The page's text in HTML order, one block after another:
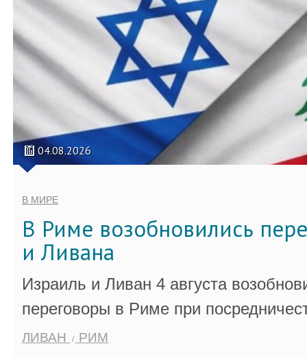
04.08.2026
В МИРЕ
В Риме возобновились
и Ливана
Израиль и Ливан 4 августа
переговоры в Риме при
ЛИВАН РИМ